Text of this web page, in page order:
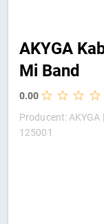
AKYGA
Mi Band
0.00
Producent: AKYGA |
125001